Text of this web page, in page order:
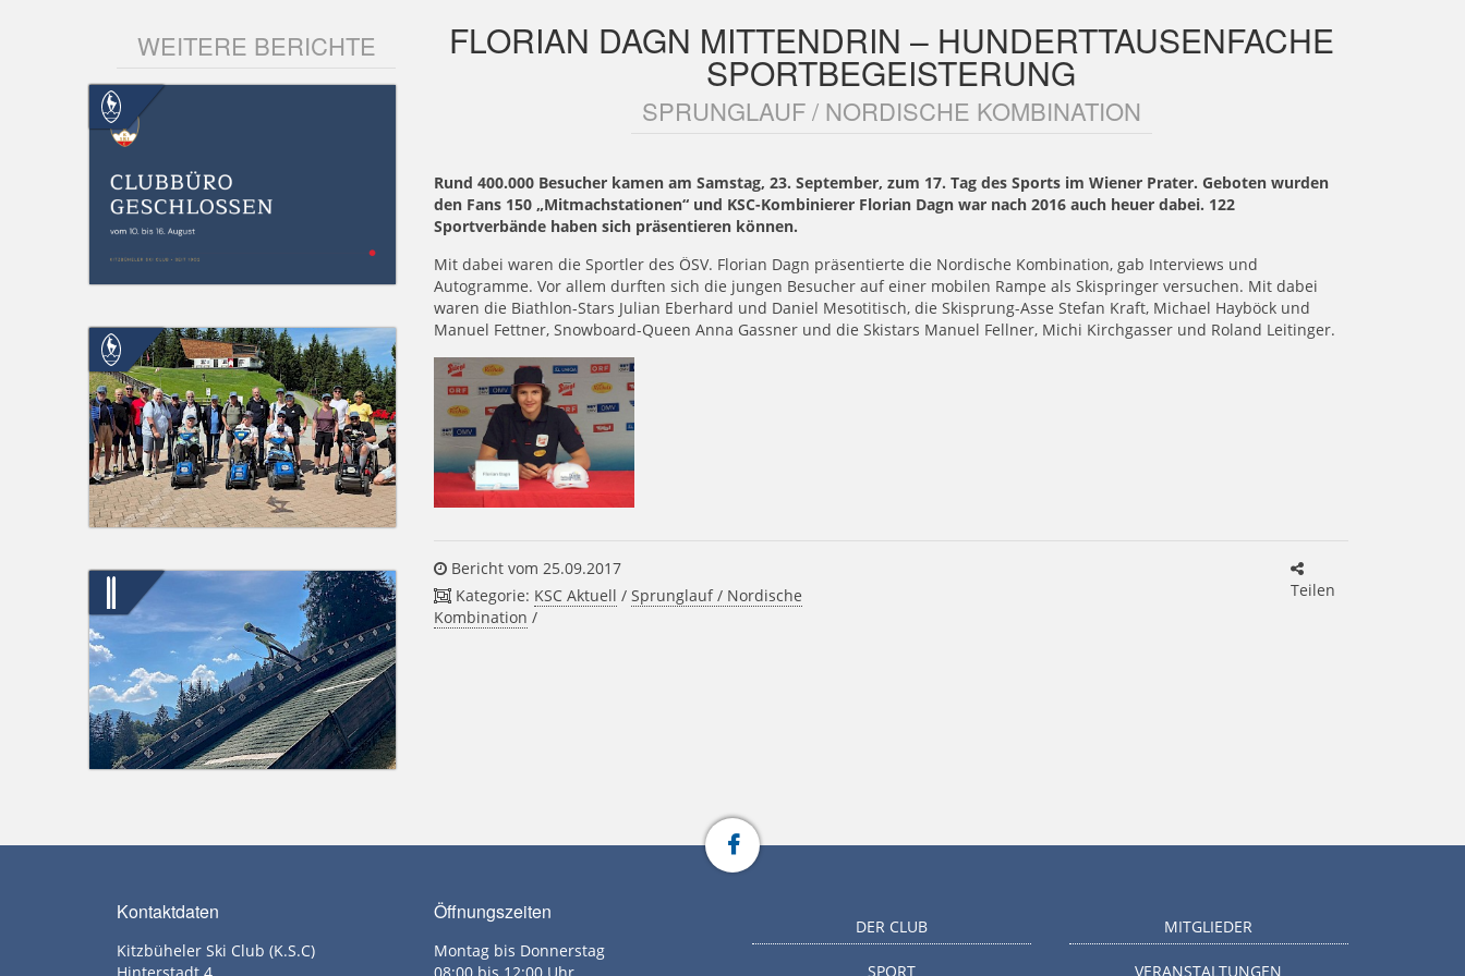
FLORIAN DAGN MITTENDRIN – HUNDERTTAUSENFACHE
SPORTBEGEISTERUNG
SPRUNGLAUF / NORDISCHE KOMBINATION
Rund 400.000 Besucher kamen am Samstag, 23. September, zum 17. Tag des Sports im Wiener Prater. Geboten wurden
den Fans 150 „Mitmachstationen“ und KSC-Kombinierer Florian Dagn war nach 2016 auch heuer dabei. 122
Sportverbände haben sich präsentieren können.
Mit dabei waren die Sportler des ÖSV. Florian Dagn präsentierte die Nordische Kombination, gab Interviews und
Autogramme. Vor allem durften sich die jungen Besucher auf einer mobilen Rampe als Skispringer versuchen. Mit dabei
waren die Biathlon-Stars Julian Eberhard und Daniel Mesotitisch, die Skisprung-Asse Stefan Kraft, Michael Hayböck und
Manuel Fettner, Snowboard-Queen Anna Gassner und die Skistars Manuel Fellner, Michi Kirchgasser und Roland Leitinger.
Bericht vom 25.09.2017
Kategorie: KSC Aktuell /Sprunglauf / Nordische
Kombination /
Teilen
WEITERE BERICHTE
Kontaktdaten
Kitzbüheler Ski Club (K.S.C)
Öffnungszeiten
Montag bis Donnerstag
DER CLUB
SPORT
MITGLIEDER
VERANSTALTUNGEN